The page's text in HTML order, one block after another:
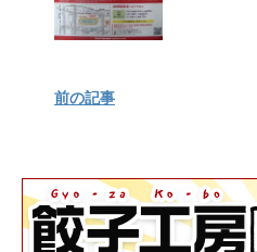
前の記事